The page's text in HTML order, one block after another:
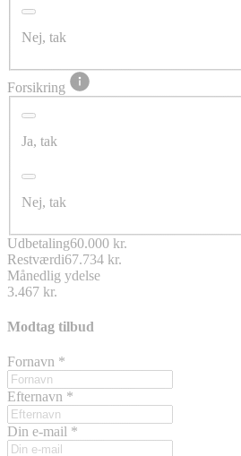
Nej, tak
Forsikring
Ja, tak
Nej, tak
Udbetaling60.000 kr.
Restværdi67.734 kr.
Månedlig ydelse
3.467 kr.
Modtag tilbud
Fornavn *
Efternavn *
Din e-mail *